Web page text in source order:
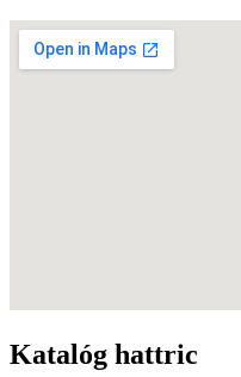
Katalóg hattric